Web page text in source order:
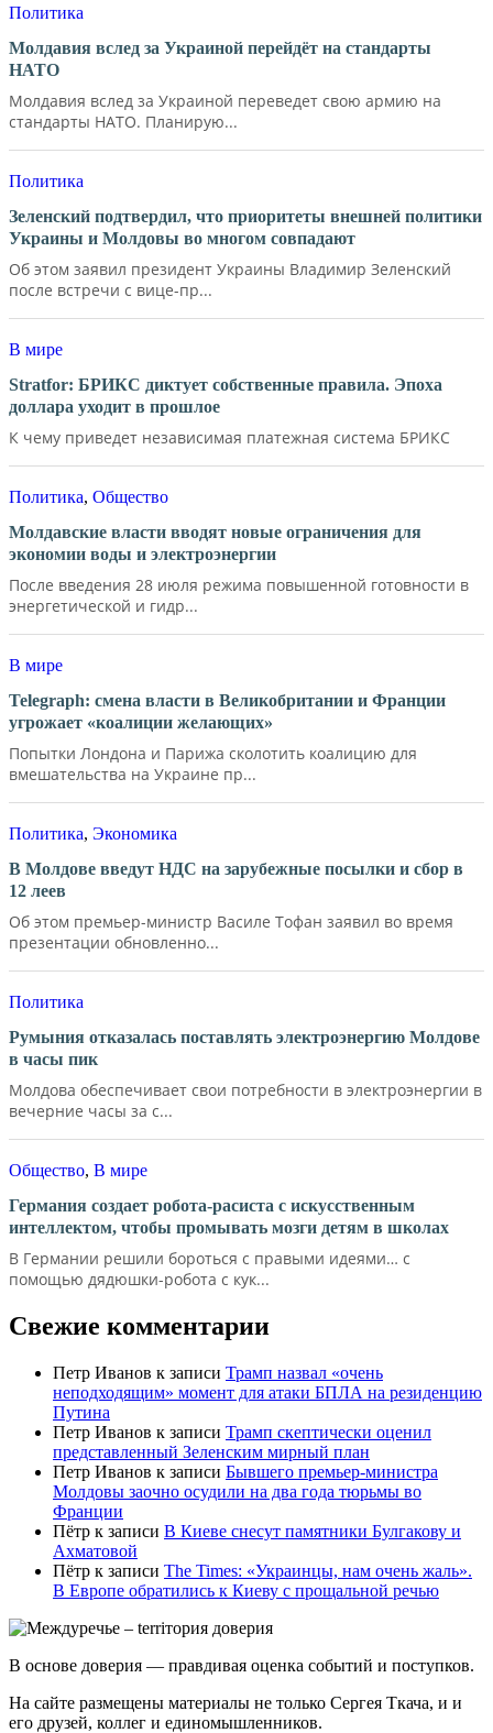
Политика
Молдавия вслед за Украиной перейдёт на стандарты
НАТО
Молдавия вслед за Украиной переведет свою армию на
стандарты НАТО. Планирую...
Политика
Зеленский подтвердил, что приоритеты внешней политики
Украины и Молдовы во многом совпадают
Об этом заявил президент Украины Владимир Зеленский
после встречи с вице-пр...
В мире
Stratfor: БРИКС диктует собственные правила. Эпоха
доллара уходит в прошлое
К чему приведет независимая платежная система БРИКС
Политика, Общество
Молдавские власти вводят новые ограничения для
экономии воды и электроэнергии
После введения 28 июля режима повышенной готовности в
энергетической и гидр...
В мире
Telegraph: смена власти в Великобритании и Франции
угрожает «коалиции желающих»
Попытки Лондона и Парижа сколотить коалицию для
вмешательства на Украине пр...
Политика, Экономика
В Молдове введут НДС на зарубежные посылки и сбор в
12 леев
Об этом премьер-министр Василе Тофан заявил во время
презентации обновленно...
Политика
Румыния отказалась поставлять электроэнергию Молдове
в часы пик
Молдова обеспечивает свои потребности в электроэнергии в
вечерние часы за с...
Общество, В мире
Германия создает робота-расиста с искусственным
интеллектом, чтобы промывать мозги детям в школах
В Германии решили бороться с правыми идеями… с
помощью дядюшки-робота с кук...
Свежие комментарии
Петр Иванов к записи Трамп назвал «очень
неподходящим» момент для атаки БПЛА на резиденцию
Путина
Петр Иванов к записи Трамп скептически оценил
представленный Зеленским мирный план
Петр Иванов к записи Бывшего премьер-министра
Молдовы заочно осудили на два года тюрьмы во
Франции
Пётр к записи В Киеве снесут памятники Булгакову и
Ахматовой
Пётр к записи Тhe Times: «Украинцы, нам очень жаль».
В Европе обратились к Киеву с прощальной речью
В основе доверия — правдивая оценка событий и поступков.
На сайте размещены материалы не только Сергея Ткача, и и
его друзей, коллег и единомышленников.